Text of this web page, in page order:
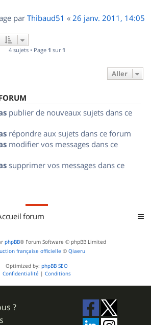
par Thibaud51 « 26 janv. 2011, 14:05
4 sujets • Page 1 sur 1
Aller
publier de nouveaux sujets dans ce
répondre aux sujets dans ce forum
modifier vos messages dans ce
supprimer vos messages dans ce
forum
phpBB® Forum Software © phpBB Limited
française officielle © Qiaeru
Optimized by: phpBB SEO
Confidentialité | Conditions
?